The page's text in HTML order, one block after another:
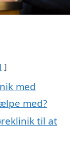
med
med?
til at